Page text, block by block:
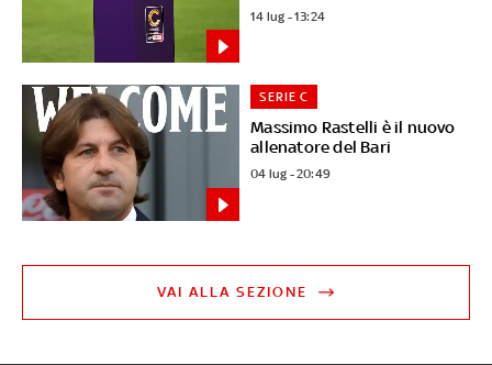
14 lug - 13:24
Massimo Rastelli è il nuovo
allenatore del Bari
SERIE C
04 lug - 20:49
VAI ALLA SEZIONE